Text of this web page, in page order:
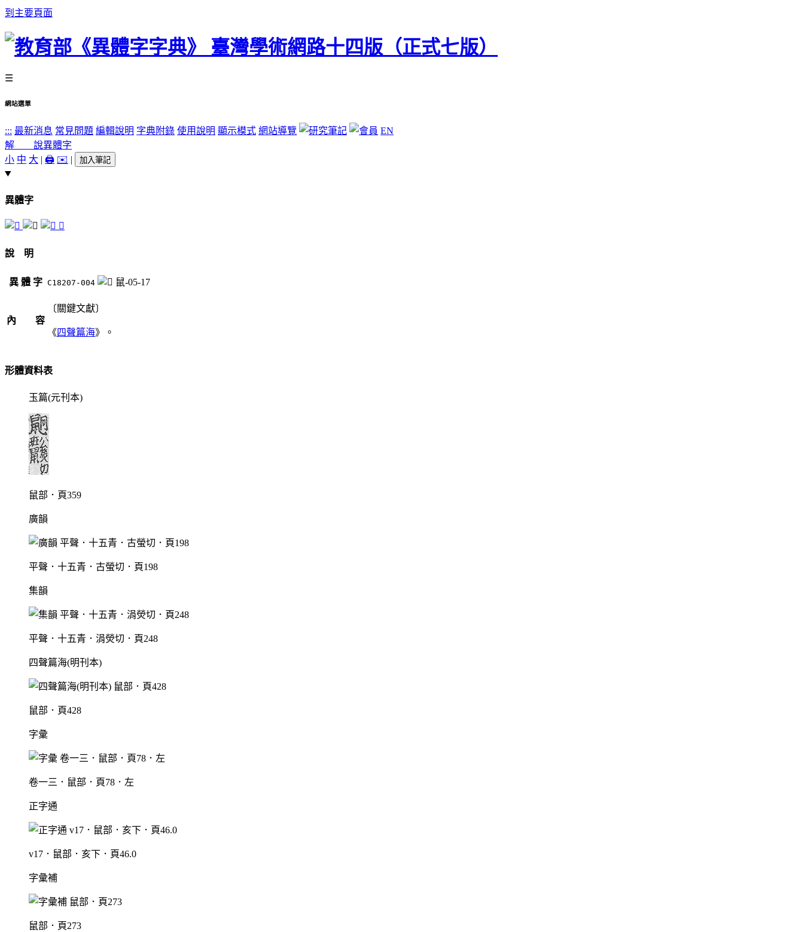
到主要頁面
☰
網站選單
::: 最新消息 常見問題 編輯說明 字典附錄 使用說明 顯示模式 網站導覽
EN
解 說異體字
小 中 大 | 🖨️ ✉️ | 加入筆記
異體字
𪕙
說 明
異 體 字 C18207-004 鼠-05-17
內 容
〔關鍵文獻〕
《四聲篇海》。
形體資料表
玉篇(元刊本)
鼠部．頁359
廣韻
平聲．十五青．古螢切．頁198
集韻
平聲．十五青．涓熒切．頁248
四聲篇海(明刊本)
鼠部．頁428
字彙
卷一三．鼠部．頁78．左
正字通
v17．鼠部．亥下．頁46.0
字彙補
鼠部．頁273